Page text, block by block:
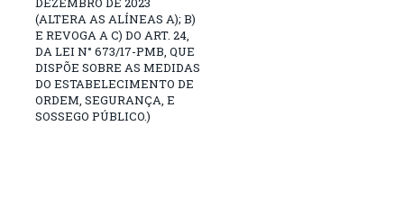
(ALTERA AS ALÍNEAS A); B)
E REVOGA A C) DO ART. 24,
DA LEI N° 673/17-PMB, QUE
DISPÕE SOBRE AS MEDIDAS
DO ESTABELECIMENTO DE
ORDEM, SEGURANÇA, E
SOSSEGO PÚBLICO.)